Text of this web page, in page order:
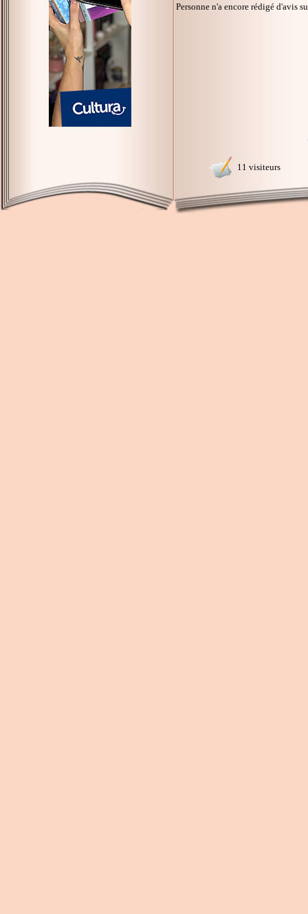
Personne n'a encore rédigé d'avis
11 visiteurs